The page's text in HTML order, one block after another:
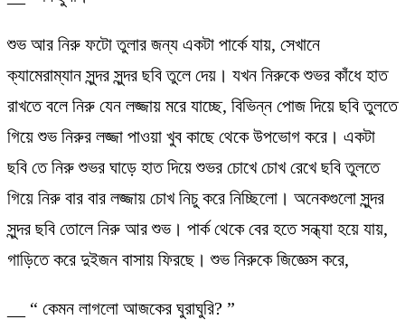
শুভ আর নিরু ফটো তুলার জন্য একটা পার্কে যায়, সেখানে
ক্যামেরাম্যান সুন্দর সুন্দর ছবি তুলে দেয়। যখন নিরুকে শুভর কাঁধে হাত
রাখতে বলে নিরু যেন লজ্জায় মরে যাচ্ছে, বিভিন্ন পোজ দিয়ে ছবি তুলতে
গিয়ে শুভ নিরুর লজ্জা পাওয়া খুব কাছে থেকে উপভোগ করে। একটা
ছবি তে নিরু শুভর ঘাড়ে হাত দিয়ে শুভর চোখে চোখ রেখে ছবি তুলতে
গিয়ে নিরু বার বার লজ্জায় চোখ নিচু করে নিচ্ছিলো। অনেকগুলো সুন্দর
সুন্দর ছবি তোলে নিরু আর শুভ। পার্ক থেকে বের হতে সন্ধ্যা হয়ে যায়,
গাড়িতে করে দুইজন বাসায় ফিরছে। শুভ নিরুকে জিজ্ঞেস করে,
__ “ কেমন লাগলো আজকের ঘুরাঘুরি? ”